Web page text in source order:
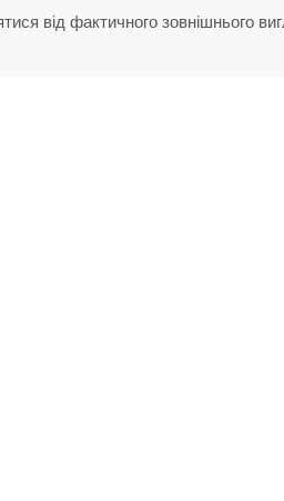
від фактичного зовнішнього